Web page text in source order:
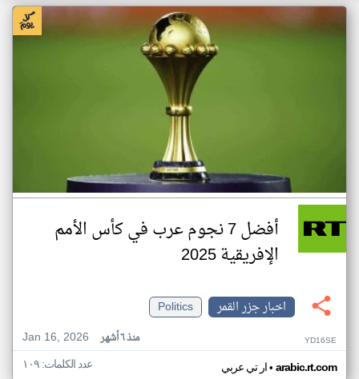
أفضل 7 نجوم عرب في كأس الأمم
الإفريقية 2025
اخبار جزر القمر
Politics
Jan 16, 2026
منذ ٦ أشهر YD16SE
ار تي عربي• arabic.rt.com عدد الكلمات: ١٠٩